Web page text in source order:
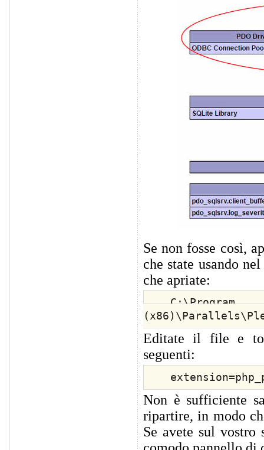
Se non fosse così,
che state usando
che apriate:
Editate il file e
seguenti:
Non è sufficiente
ripartire, in modo
Se avete sul